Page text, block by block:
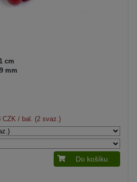
cm
mm
CZK / bal. (2 svaz.)
Do košíku